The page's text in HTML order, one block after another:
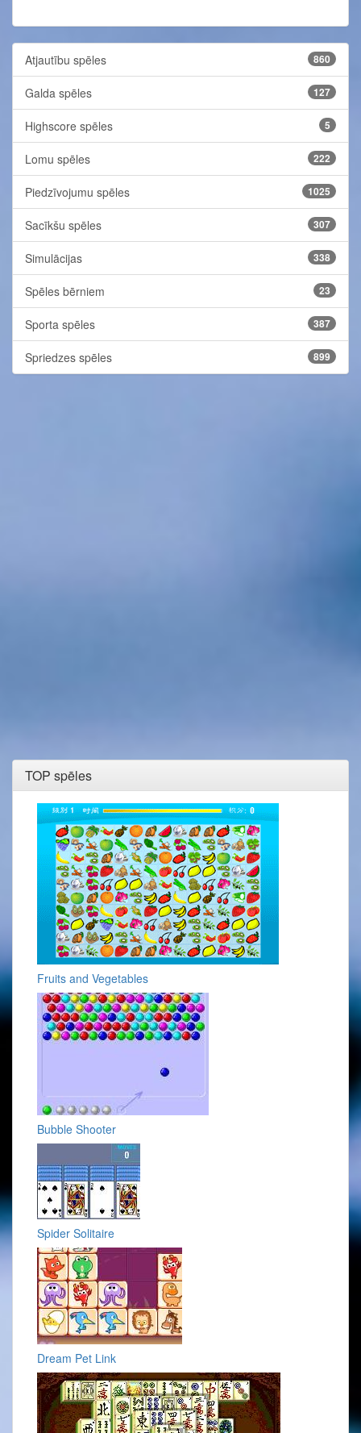
Atjautību spēles 860
Galda spēles 127
Highscore spēles 5
Lomu spēles 222
Piedzīvojumu spēles 1025
Sacīkšu spēles 307
Simulācijas 338
Spēles bērniem 23
Sporta spēles 387
Spriedzes spēles 899
TOP spēles
Fruits and Vegetables
Bubble Shooter
Spider Solitaire
Dream Pet Link